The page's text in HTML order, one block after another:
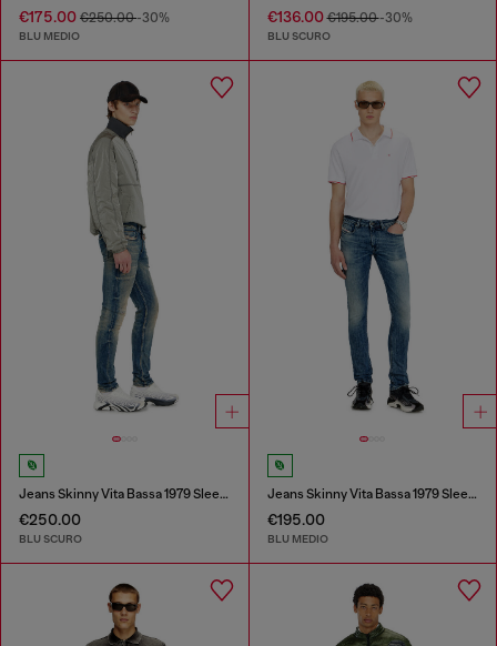
€175.00 €250.00-30%
BLU MEDIO
€136.00€195.00-30%
BLU SCURO
Jeans Skinny Vita Bassa 1979 Sleenker
€250.00
BLU SCURO
Jeans Skinny Vita Bassa 1979 Sleenker
€195.00
BLU MEDIO